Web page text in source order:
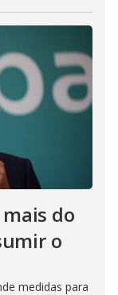
mais do
o
medidas para